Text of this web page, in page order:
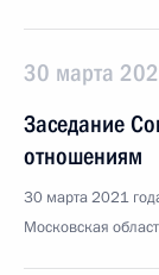
30 марта
Заседание
отношениям
30 марта 2021
Московская